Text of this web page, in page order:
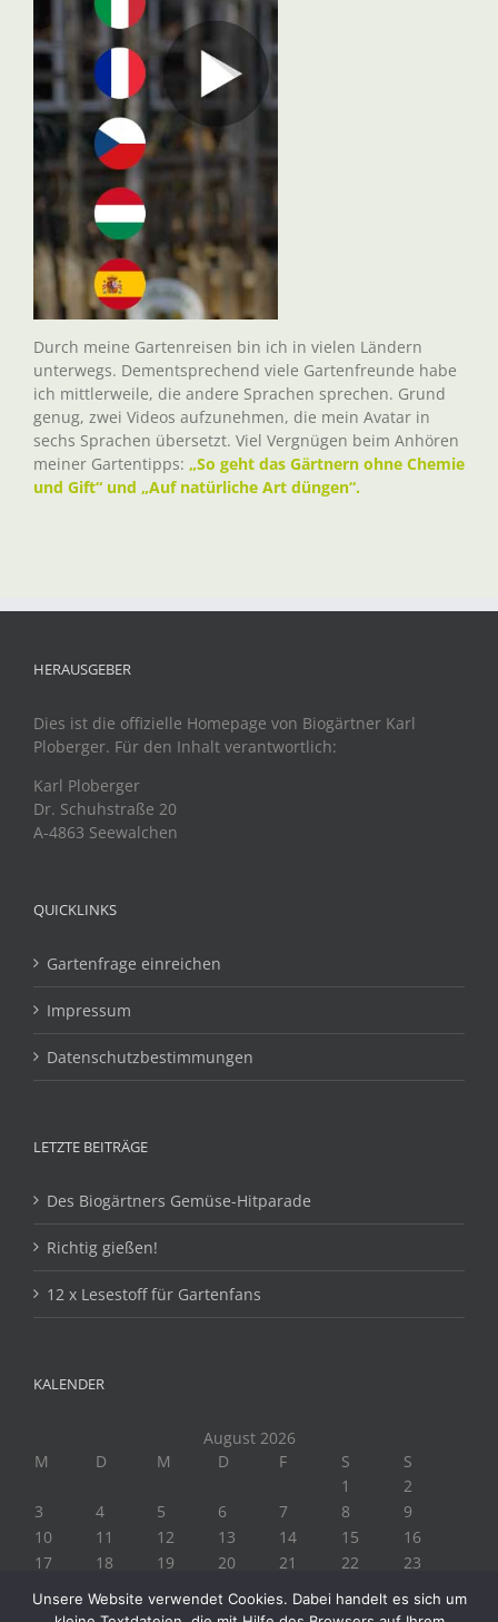
Durch meine Gartenreisen bin ich in vielen Ländern
unterwegs. Dementsprechend viele Gartenfreunde habe
ich mittlerweile, die andere Sprachen sprechen. Grund
genug, zwei Videos aufzunehmen, die mein Avatar in
sechs Sprachen übersetzt. Viel Vergnügen beim Anhören
meiner Gartentipps: „So geht das Gärtnern ohne Chemie
und Gift“ und „Auf natürliche Art düngen“.
HERAUSGEBER
Dies ist die offizielle Homepage von Biogärtner Karl
Ploberger. Für den Inhalt verantwortlich:
Karl Ploberger
Dr. Schuhstraße 20
A-4863 Seewalchen
QUICKLINKS
Gartenfrage einreichen
Impressum
Datenschutzbestimmungen
LETZTE BEITRÄGE
Des Biogärtners Gemüse-Hitparade
Richtig gießen!
12 x Lesestoff für Gartenfans
KALENDER
August 2026
M
D M D F S
S
1
2
3
4 5 6 7 8
9
10
11 12 13 14 15
16
17
18 19 20 21 22
23
24
25 27 28
Unsere Website verwendet Cookies. Dabei handelt es sich um